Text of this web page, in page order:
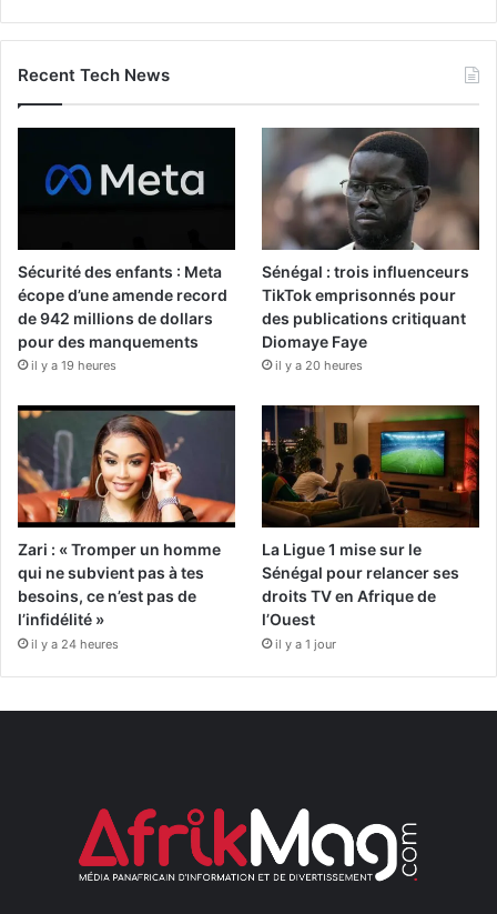
Recent Tech News
Sécurité des enfants : Meta
écope d’une amende record
de 942 millions de dollars
pour des manquements
il y a 19 heures
Sénégal : trois influenceurs
TikTok emprisonnés pour
des publications critiquant
Diomaye Faye
il y a 20 heures
Zari : « Tromper un homme
qui ne subvient pas à tes
besoins, ce n’est pas de
l’infidélité »
il y a 24 heures
La Ligue 1 mise sur le
Sénégal pour relancer ses
droits TV en Afrique de
l’Ouest
il y a 1 jour